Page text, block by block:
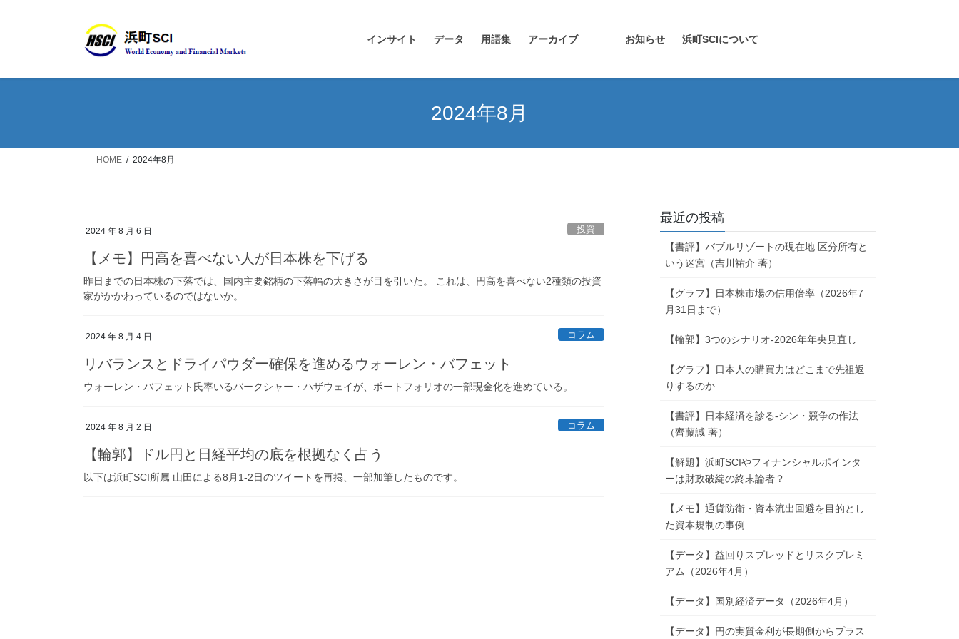
インサイト データ 用語集 アーカイブ お知らせ 浜町SCIについて
2024年8月
HOME 2024年8月
2024 年 8 月 6 日 投資
【メモ】円高を喜べない人が日本株を下げる
昨日までの日本株の下落では、国内主要銘柄の下落幅の大きさが目を引いた。 これは、円高を喜べない2種類の投資
家がかかわっているのではないか。
2024 年 8 月 4 日 コラム
リバランスとドライパウダー確保を進めるウォーレン・バフェット
ウォーレン・バフェット氏率いるバークシャー・ハザウェイが、ポートフォリオの一部現金化を進めている。
2024 年 8 月 2 日 コラム
【輪郭】ドル円と日経平均の底を根拠なく占う
以下は浜町SCI所属 山田による8月1-2日のツイートを再掲、一部加筆したものです。
最近の投稿
【書評】バブルリゾートの現在地 区分所有と
いう迷宮（吉川祐介 著）
【グラフ】日本株市場の信用倍率（2026年7
月31日まで）
【輪郭】3つのシナリオ-2026年年央見直し
【グラフ】日本人の購買力はどこまで先祖返
りするのか
【書評】日本経済を診る-シン・競争の作法
（齊藤誠 著）
【解題】浜町SCIやフィナンシャルポインタ
ーは財政破綻の終末論者？
【メモ】通貨防衛・資本流出回避を目的とし
た資本規制の事例
【データ】益回りスプレッドとリスクプレミ
アム（2026年4月）
【データ】国別経済データ（2026年4月）
【データ】円の実質金利が長期側からプラス